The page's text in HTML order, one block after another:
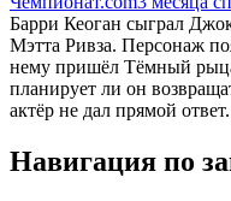
Барри Кеоган сыграл
Мэтта Ривза. Персонаж
нему пришёл Тёмный
планирует ли он
актёр не дал прямой ответ.
Навигация по